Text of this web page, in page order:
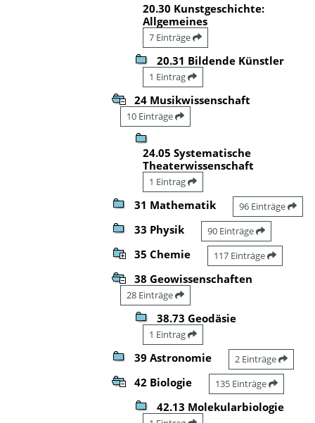
20.30 Kunstgeschichte:
Allgemeines
7 Einträge
20.31 Bildende Künstler
1 Eintrag
24 Musikwissenschaft
10 Einträge
24.05 Systematische
Theaterwissenschaft
1 Eintrag
31 Mathematik 96 Einträge
33 Physik 90 Einträge
35 Chemie 117 Einträge
38 Geowissenschaften
28 Einträge
38.73 Geodäsie
1 Eintrag
39 Astronomie 2 Einträge
42 Biologie 135 Einträge
42.13 Molekularbiologie